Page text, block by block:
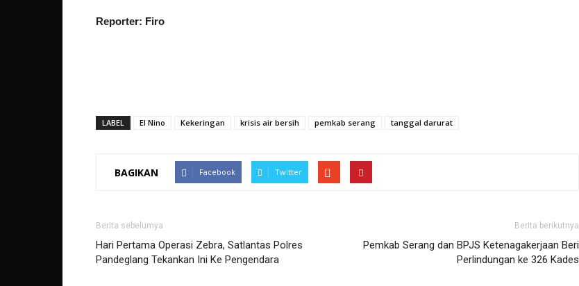
Reporter: Firo
LABEL El Nino Kekeringan krisis air bersih pemkab serang tanggal darurat
BAGIKAN Facebook Twitter
Berita sebelumya
Hari Pertama Operasi Zebra, Satlantas Polres
Pandeglang Tekankan Ini Ke Pengendara
Berita berikutnya
Pemkab Serang dan BPJS Ketenagakerjaan Beri
Perlindungan ke 326 Kades